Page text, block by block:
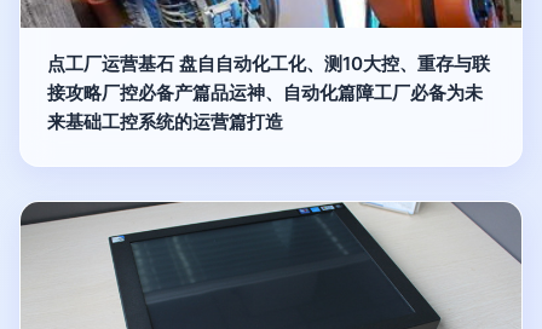
点工厂运营基石 盘自自动化工化、测10大控、重存与联
接攻略厂控必备产篇品运神、自动化篇障工厂必备为未
来基础工控系统的运营篇打造